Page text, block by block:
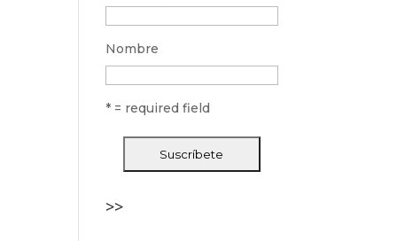
Nombre
* = required field
>>